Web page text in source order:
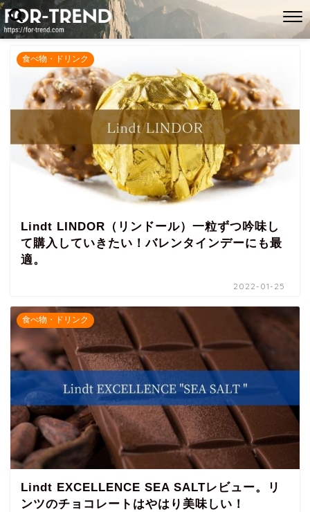
食べ物・ドリンク
Lindt LINDOR（リンドール）一粒ずつ吟味し
て購入していきたい！バレンタインデーにも最
適。
2022-01-25
食べ物・ドリンク
Lindt EXCELLENCE SEA SALTレビュー。リ
ンツのチョコレートはやはり美味しい！